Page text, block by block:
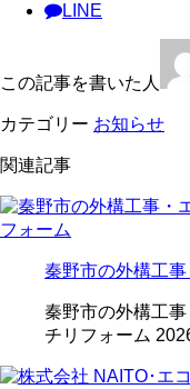
LINE
この記事を書いた人
カテゴリー お知らせ
関連記事
秦野市の外構工
秦野市の外構工
チリフォーム